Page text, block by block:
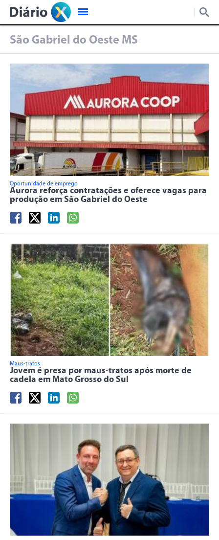
São Gabriel do Oeste MS
Oportunidade de emprego
Aurora reforça contratações e oferece vagas para
produção em São Gabriel do Oeste
Maus-tratos
Jovem é presa por maus-tratos após morte de
cadela em Mato Grosso do Sul